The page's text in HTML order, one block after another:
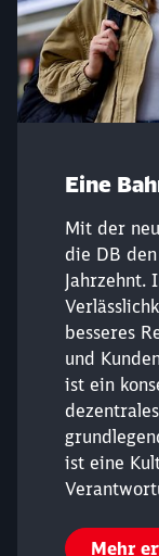
Eine
Mit der
die DB
Jahrzehnt.
besseres
und
ist ein
ist eine
Mehr